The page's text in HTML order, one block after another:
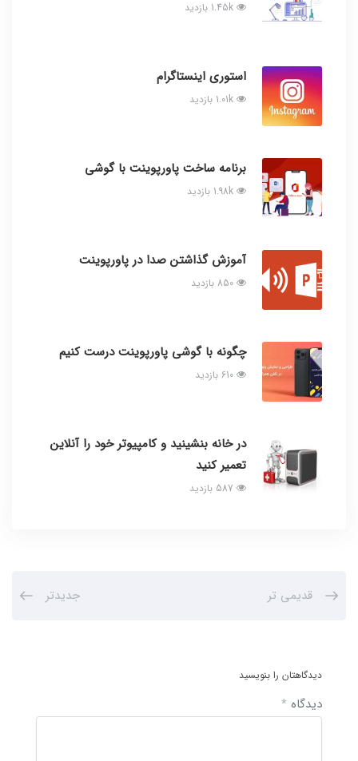
استوری اینستاگرام
برنامه ساخت پاورپوینت با گوشی
آموزش گذاشتن صدا در پاورپوینت
چگونه با گوشی پاورپوینت درست کنیم
در خانه بنشینید و کامپیوتر خود را آنلاین
تعمیر کنید
قدیمی تر جدیدتر
دیدگاهتان را بنویسید
دیدگاه *